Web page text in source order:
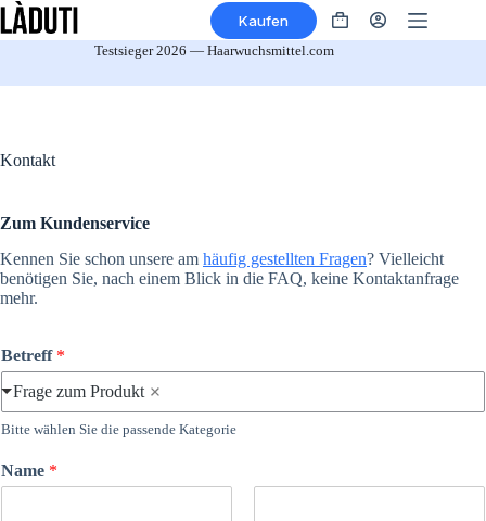
Zum
Inhalt
Kaufen Warenkorb
Testsieger 2026 — Haarwuchsmittel.com
Kontakt
Zum Kundenservice
Kennen Sie schon unsere am häufig gestellten Fragen? Vielleicht
benötigen Sie, nach einem Blick in die FAQ, keine Kontaktanfrage
mehr.
Betreff *
Frage zum Produkt
Bitte wählen Sie die passende Kategorie
Name *